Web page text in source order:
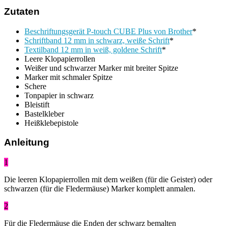
Zutaten
Beschriftungsgerät P-touch CUBE Plus von Brother*
Schriftband 12 mm in schwarz, weiße Schrift*
Textilband 12 mm in weiß, goldene Schrift*
Leere Klopapierrollen
Weißer und schwarzer Marker mit breiter Spitze
Marker mit schmaler Spitze
Schere
Tonpapier in schwarz
Bleistift
Bastelkleber
Heißklebepistole
Anleitung
1
Die leeren Klopapierrollen mit dem weißen (für die Geister) oder
schwarzen (für die Fledermäuse) Marker komplett anmalen.
2
Für die Fledermäuse die Enden der schwarz bemalten